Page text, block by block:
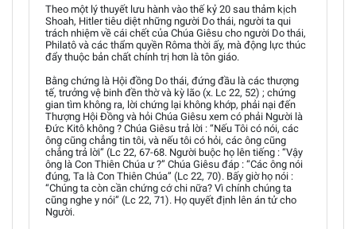
Theo một lý thuyết lưu hành vào thế kỷ 20 sau thảm kịch
Shoah, Hitler tiêu diệt những người Do thái, người ta qui
trách nhiệm về cái chết của Chúa Giêsu cho người Do thái,
Philatô và các thẩm quyền Rôma thời ấy, mà động lực thúc
đẩy thuộc bản chất chính trị hơn là tôn giáo.
Bằng chứng là Hội đồng Do thái, đứng đầu là các thượng
tế, trưởng vệ binh đền thờ và kỳ lão (x. Lc 22, 52) ; chứng
gian tìm không ra, lời chứng lại không khớp, phải nại đến
Thượng Hội Đồng và hỏi Chúa Giêsu xem có phải Người là
Đức Kitô không ? Chúa Giêsu trả lời : “Nếu Tôi có nói, các
ông cũng chẳng tin tôi, và nếu tôi có hỏi, các ông cũng
chẳng trả lời” (Lc 22, 67-68. Người buộc họ lên tiếng : “Vậy
ông là Con Thiên Chúa ư ?” Chúa Giêsu đáp : “Các ông nói
đúng, Ta là Con Thiên Chúa” (Lc 22, 70). Bấy giờ họ nói :
“Chúng ta còn cần chứng cớ chi nữa? Vì chính chúng ta
cũng nghe y nói” (Lc 22, 71). Họ quyết định lên án tử cho
Người.